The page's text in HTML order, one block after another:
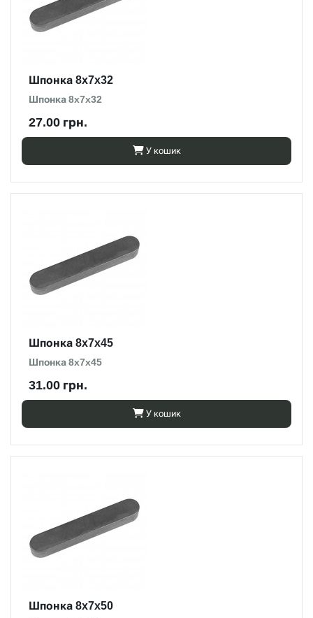
Шпонка 8x7x32
Шпонка 8x7x32
27.00 грн.
У кошик
Шпонка 8x7x45
Шпонка 8x7x45
31.00 грн.
У кошик
Шпонка 8x7x50